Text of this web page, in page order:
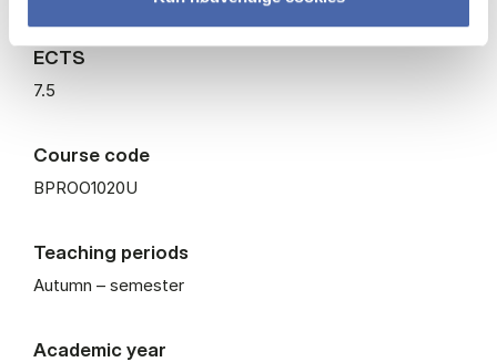
ECTS
7.5
Course code
BPROO1020U
Teaching periods
Autumn – semester
Academic year